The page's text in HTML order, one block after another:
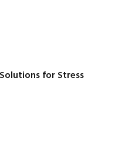
for Stress